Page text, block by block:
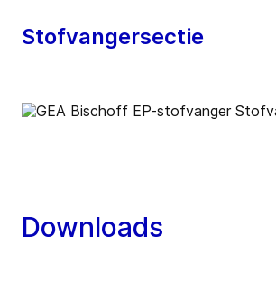
Stofvangersectie
Downloads